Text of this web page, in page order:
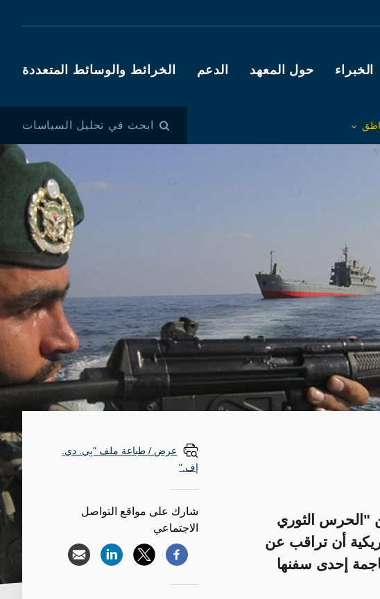
Main
الخبراء حول المعهد الدعم الخرائط والوسائط المتعددة
ابحث في تحليل السياسات
"الحرس الثوري
أن تراقب عن
إحدى سفنها
عرض / طباعة ملف "پي. دي.
إف."
شارك على مواقع التواصل
الاجتماعي